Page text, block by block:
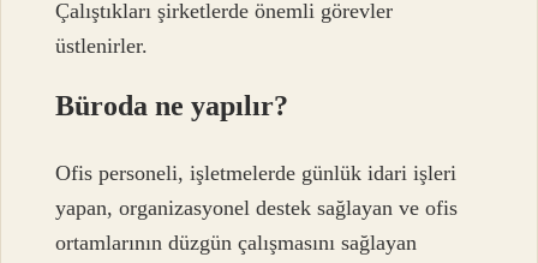
Çalıştıkları şirketlerde önemli görevler
üstlenirler.
Büroda ne yapılır?
Ofis personeli, işletmelerde günlük idari işleri
yapan, organizasyonel destek sağlayan ve ofis
ortamlarının düzgün çalışmasını sağlayan